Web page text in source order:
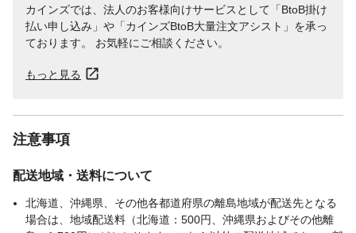
カインズでは、法人のお客様向けサービスとして「BtoB掛け
払い申し込み」や「カインズBtoB大量注文アシスト」を承っ
ております。 お気軽にご相談ください。
もっと見る
注意事項
配送地域・送料について
北海道、沖縄県、その他各都道府県の離島地域が配送先となる
場合は、地域配送料（北海道：500円、沖縄県およびその他離